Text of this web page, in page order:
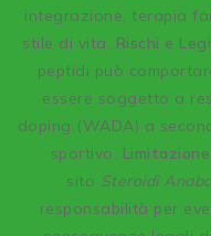
integrazione, terapia
stile di vita. Rischi e
peptidi può
essere soggetto a
doping (WADA) a
sportivo.
sito Steroidi
responsabilità per